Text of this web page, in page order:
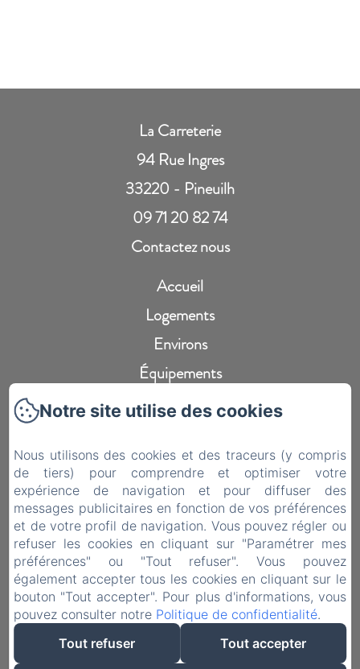
La Carreterie
94 Rue Ingres
33220 - Pineuilh
09 71 20 82 74
Contactez nous
Accueil
Logements
Environs
Équipements
Services
Mentions légales
Politique de confidentialité
Informations légales
Informations sur les cookies
Notre site utilise des cookies
Nous utilisons des cookies et des traceurs (y compris
de tiers) pour comprendre et optimiser votre
expérience de navigation et pour diffuser des
messages publicitaires en fonction de vos préférences
et de votre profil de navigation. Vous pouvez régler ou
refuser les cookies en cliquant sur "Paramétrer mes
préférences" ou "Tout refuser". Vous pouvez
également accepter tous les cookies en cliquant sur le
bouton "Tout accepter". Pour plus d'informations, vous
pouvez consulter notre Politique de confidentialité.
Tout refuser
Tout accepter